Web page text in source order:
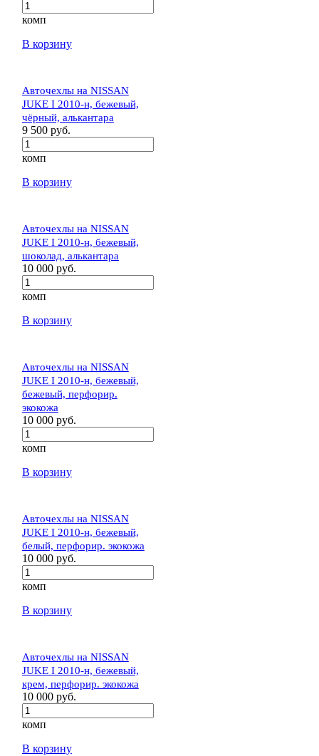
комп
В корзину
Авточехлы на NISSAN
JUKE I 2010-н, бежевый,
чёрный, алькантара
9 500 руб.
комп
В корзину
Авточехлы на NISSAN
JUKE I 2010-н, бежевый,
шоколад, алькантара
10 000 руб.
комп
В корзину
Авточехлы на NISSAN
JUKE I 2010-н, бежевый,
бежевый, перфорир.
экокожа
10 000 руб.
комп
В корзину
Авточехлы на NISSAN
JUKE I 2010-н, бежевый,
белый, перфорир. экокожа
10 000 руб.
комп
В корзину
Авточехлы на NISSAN
JUKE I 2010-н, бежевый,
крем, перфорир. экокожа
10 000 руб.
комп
В корзину